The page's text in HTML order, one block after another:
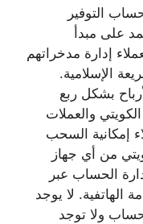
التوفير
على مبدأ
إدارة مدخراتهم
الإسلامية.
بشكل ربع
والعملات
إمكانية السحب
دينار كويتي من أي جهاز
الحساب عبر
الهاتفية. لا يوجد
ولا توجد